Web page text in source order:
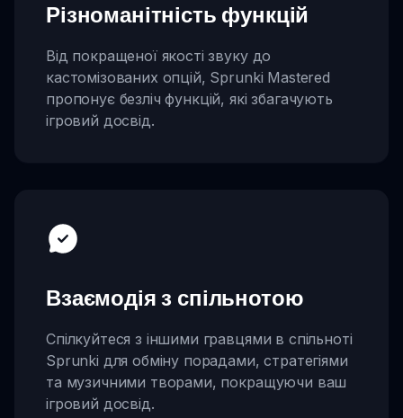
Різноманітність функцій
Від покращеної якості звуку до
кастомізованих опцій, Sprunki Mastered
пропонує безліч функцій, які збагачують
ігровий досвід.
Взаємодія з спільнотою
Спілкуйтеся з іншими гравцями в спільноті
Sprunki для обміну порадами, стратегіями
та музичними творами, покращуючи ваш
ігровий досвід.